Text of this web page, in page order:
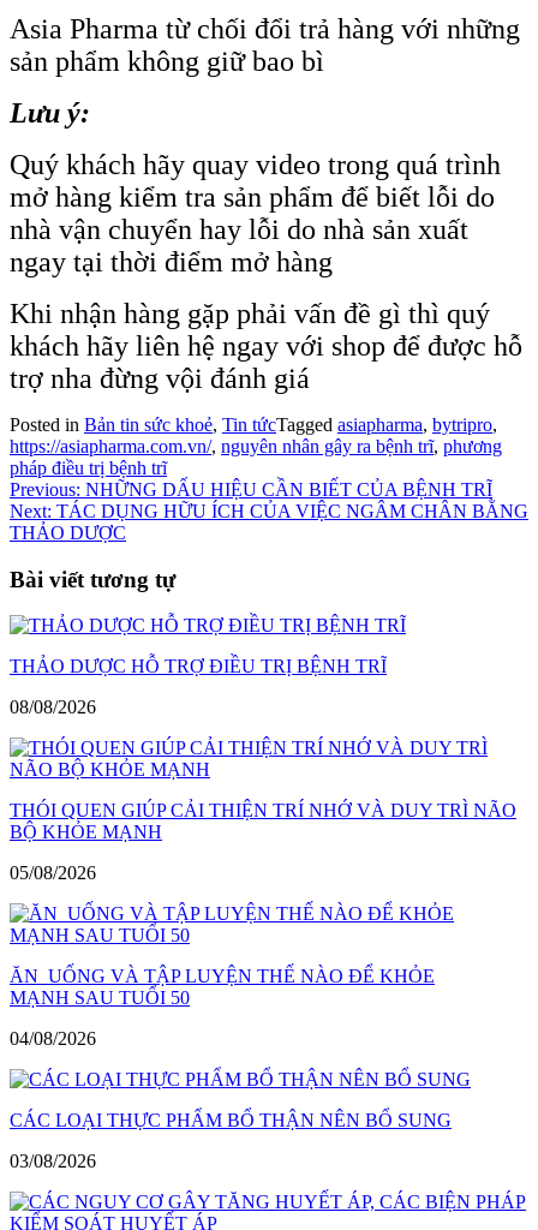
Asia Pharma từ chối đổi trả hàng với những
sản phẩm không giữ bao bì
Lưu ý:
Quý khách hãy quay video trong quá trình
mở hàng kiểm tra sản phẩm để biết lỗi do
nhà vận chuyển hay lỗi do nhà sản xuất
ngay tại thời điểm mở hàng
Khi nhận hàng gặp phải vấn đề gì thì quý
khách hãy liên hệ ngay với shop để được hỗ
trợ nha đừng vội đánh giá
Posted in Bản tin sức khoẻ, Tin tứcTagged asiapharma, bytripro,
https://asiapharma.com.vn/, nguyên nhân gây ra bệnh trĩ, phương
pháp điều trị bệnh trĩ
Điều
hướng
viết
Previous: NHỮNG DẤU HIỆU CẦN BIẾT CỦA BỆNH TRĨ
Next: TÁC DỤNG HỮU ÍCH CỦA VIỆC NGÂM CHÂN BẰNG
THẢO DƯỢC
Bài viết tương tự
THẢO DƯỢC HỖ TRỢ ĐIỀU TRỊ BỆNH TRĨ
08/08/2026
THÓI QUEN GIÚP CẢI THIỆN TRÍ NHỚ VÀ DUY TRÌ NÃO
BỘ KHỎE MẠNH
05/08/2026
ĂN UỐNG VÀ TẬP LUYỆN THẾ NÀO ĐỂ KHỎE
MẠNH SAU TUỔI 50
04/08/2026
CÁC LOẠI THỰC PHẨM BỔ THẬN NÊN BỔ SUNG
03/08/2026